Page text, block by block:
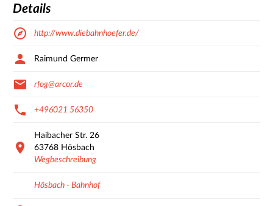
Details
http://www.diebahnhoefer.de/
Raimund Germer
rfog@arcor.de
+496021 56350
Haibacher Str. 26
63768 Hösbach
Wegbeschreibung
Hösbach - Bahnhof